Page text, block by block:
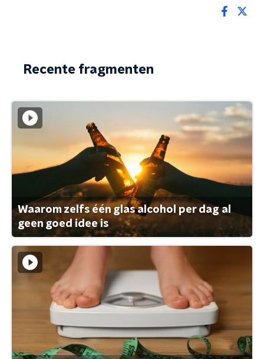
Recente fragmenten
Waarom zelfs één glas alcohol per dag al
geen goed idee is